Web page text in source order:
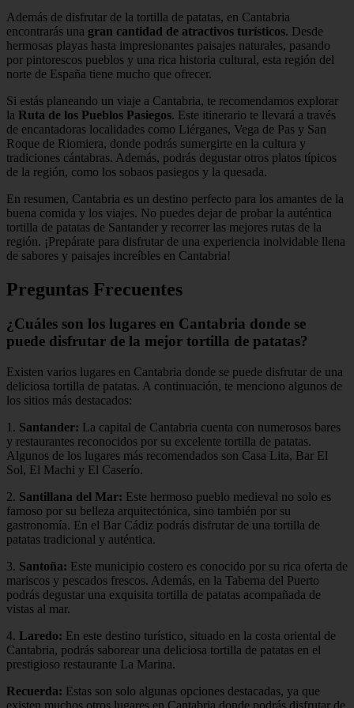
Además de disfrutar de la tortilla de patatas, en Cantabria
encontrarás una gran cantidad de atractivos turísticos. Desde
hermosas playas hasta impresionantes paisajes naturales, pasando
por pintorescos pueblos y una rica historia cultural, esta región del
norte de España tiene mucho que ofrecer.
Si estás planeando un viaje a Cantabria, te recomendamos explorar
la Ruta de los Pueblos Pasiegos. Este itinerario te llevará a través
de encantadoras localidades como Liérganes, Vega de Pas y San
Roque de Riomiera, donde podrás sumergirte en la cultura y
tradiciones cántabras. Además, podrás degustar otros platos típicos
de la región, como los sobaos pasiegos y la quesada.
En resumen, Cantabria es un destino perfecto para los amantes de la
buena comida y los viajes. No puedes dejar de probar la auténtica
tortilla de patatas de Santander y recorrer las mejores rutas de la
región. ¡Prepárate para disfrutar de una experiencia inolvidable llena
de sabores y paisajes increíbles en Cantabria!
Preguntas Frecuentes
¿Cuáles son los lugares en Cantabria donde se
puede disfrutar de la mejor tortilla de patatas?
Existen varios lugares en Cantabria donde se puede disfrutar de una
deliciosa tortilla de patatas. A continuación, te menciono algunos de
los sitios más destacados:
1. Santander: La capital de Cantabria cuenta con numerosos bares
y restaurantes reconocidos por su excelente tortilla de patatas.
Algunos de los lugares más recomendados son Casa Lita, Bar El
Sol, El Machi y El Caserío.
2. Santillana del Mar: Este hermoso pueblo medieval no solo es
famoso por su belleza arquitectónica, sino también por su
gastronomía. En el Bar Cádiz podrás disfrutar de una tortilla de
patatas tradicional y auténtica.
3. Santoña: Este municipio costero es conocido por su rica oferta de
mariscos y pescados frescos. Además, en la Taberna del Puerto
podrás degustar una exquisita tortilla de patatas acompañada de
vistas al mar.
4. Laredo: En este destino turístico, situado en la costa oriental de
Cantabria, podrás saborear una deliciosa tortilla de patatas en el
prestigioso restaurante La Marina.
Recuerda: Estas son solo algunas opciones destacadas, ya que